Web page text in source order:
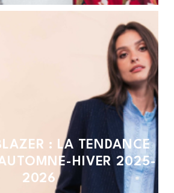
: LA TENDANCE
HIVER 2025-
2026